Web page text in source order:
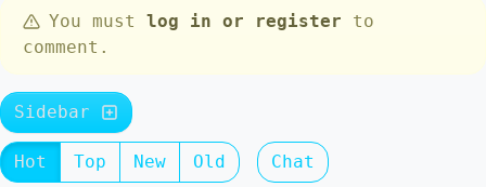
You must log in or register to
comment.
Sidebar
Hot Top New Old Chat